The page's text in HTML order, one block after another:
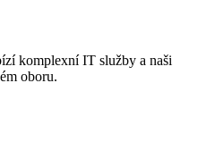
komplexní IT služby a naši
oboru.